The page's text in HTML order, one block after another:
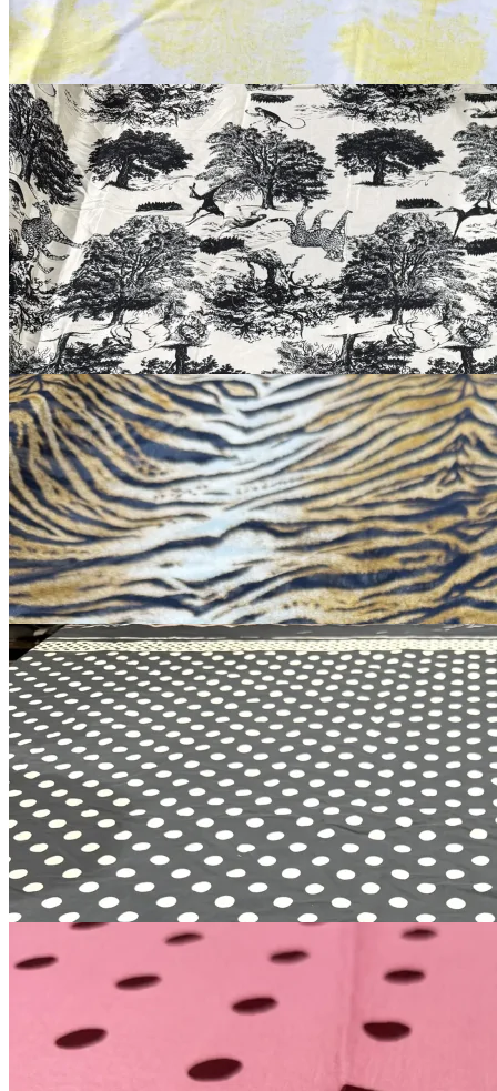
Купить
В наличии 12 м
Dior
Ткань Dior
хлопок, вискоза
130 смчерный
1 500₽
за м
Купить
В наличии 1 шт
Вискоза мерный лоскут
вискоза
130 см
1 250₽
Купить
В наличии 3 м
Хлопковый мерный
лоскут
хлопок 100%
150 см
3 400 ₽
за м
Купить
В наличии 6 м
Вискоза с принтом
1 300₽